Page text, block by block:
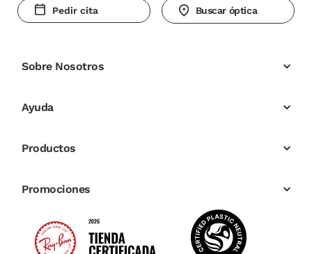
Pedir cita Buscar óptica
Sobre Nosotros
Ayuda
Productos
Promociones